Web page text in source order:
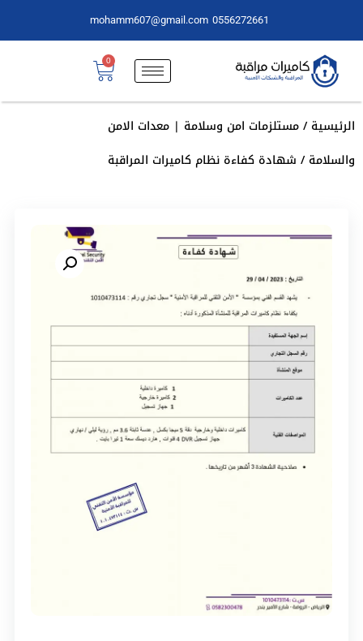
0556272661
mohamm607@gmail.com
0
الرئيسية/مستلزمات امن وسلامة | معدات الامن
والسلامة/ شهادة كفاءة نظام كاميرات المراقبة